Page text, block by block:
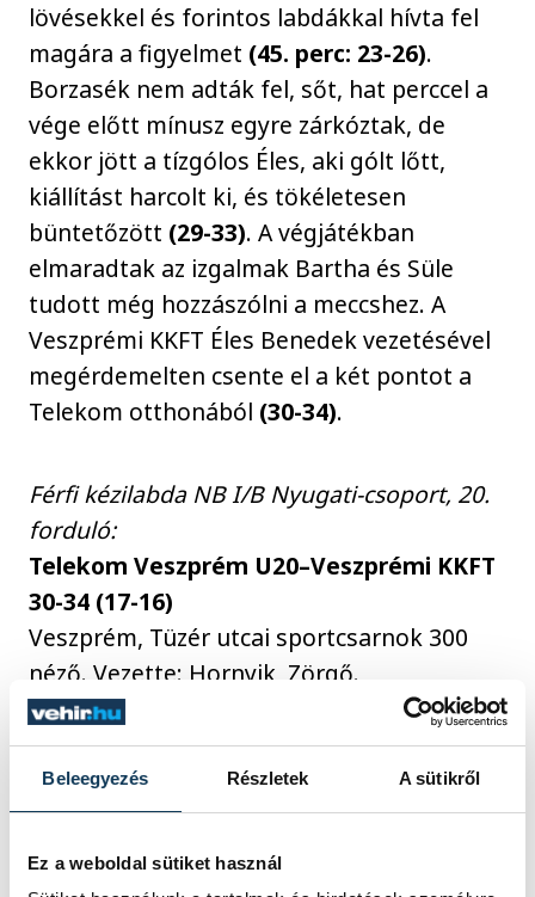
Beleegyezés Részletek A sütikről
Ez a weboldal sütiket használ
lövésekkel és forintos labdákkal hívta fel
magára a figyelmet (45. perc: 23-26).
Borzasék nem adták fel, sőt, hat perccel a
vége előtt mínusz egyre zárkóztak, de
ekkor jött a tízgólos Éles, aki gólt lőtt,
kiállítást harcolt ki, és tökéletesen
büntetőzött (29-33). A végjátékban
elmaradtak az izgalmak Bartha és Süle
tudott még hozzászólni a meccshez. A
Veszprémi KKFT Éles Benedek vezetésével
megérdemelten csente el a két pontot a
Telekom otthonából (30-34).
Férfi kézilabda NB I/B Nyugati-csoport, 20.
forduló:
Telekom Veszprém U20–Veszprémi KKFT
30-34 (17-16)
Veszprém, Tüzér utcai sportcsarnok 300
néző. Vezette: Hornyik, Zörgő.
Telekom U20:
Szél – Szakály 9 (1), Kristóf 3,
Borzas 3, Dávid 2, Ubornyák 1, Ernei 3.
Csere:Nagy B. (kapus), Kőhegyi 1, Kurucz 3
(2), Süle 4, Somogyvári 1, Czeglédy.Edzők:
Tombor Csaba–Gulyás István.
Veszprémi KKFT:Andorka – Lovas, Haszilló